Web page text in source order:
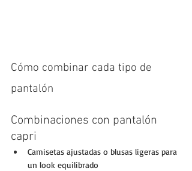
Cómo combinar cada tipo de
pantalón
Combinaciones con pantalón
capri
Camisetas ajustadas o blusas ligeras para
un look equilibrado